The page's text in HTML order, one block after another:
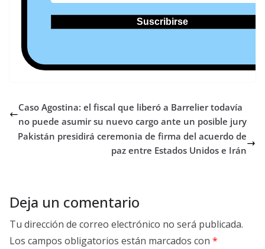
Caso Agostina: el fiscal que liberó a Barrelier todavía
no puede asumir su nuevo cargo ante un posible jury
Pakistán presidirá ceremonia de firma del acuerdo de
paz entre Estados Unidos e Irán
Deja un comentario
Tu dirección de correo electrónico no será publicada.
Los campos obligatorios están marcados con *